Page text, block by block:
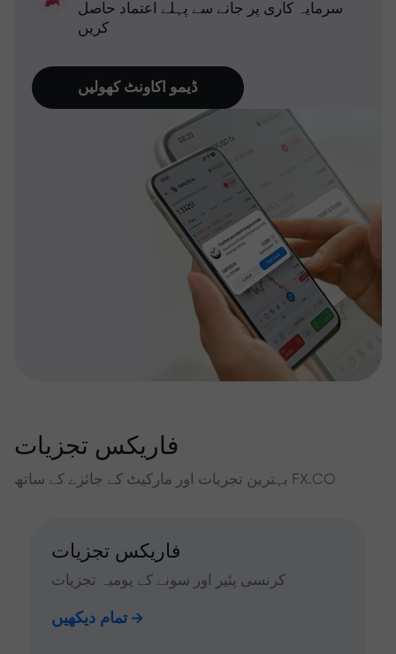
سرمایہ کاری پر جانے سے پہلے اعتماد حاصل
کریں
ڈیمو اکاونٹ کھولیں
فاریکس تجزیات
بہترین تجزیات اور مارکیٹ کے جائزے کے ساتھ FX.CO
فاریکس تجزیات
کرنسی پئیر اور سونے کے یومیہ تجزیات
تمام دیکھیں